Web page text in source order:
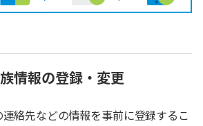
情報の登録・変更
絡先などの情報を事前に登録するこ